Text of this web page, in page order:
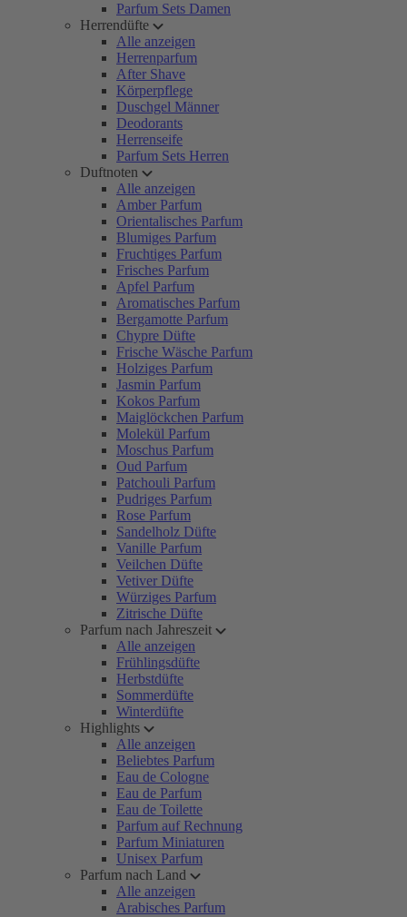
Parfum Sets Damen
Herrendüfte
Alle anzeigen
Herrenparfum
After Shave
Körperpflege
Duschgel Männer
Deodorants
Herrenseife
Parfum Sets Herren
Duftnoten
Alle anzeigen
Amber Parfum
Orientalisches Parfum
Blumiges Parfum
Fruchtiges Parfum
Frisches Parfum
Apfel Parfum
Aromatisches Parfum
Bergamotte Parfum
Chypre Düfte
Frische Wäsche Parfum
Holziges Parfum
Jasmin Parfum
Kokos Parfum
Maiglöckchen Parfum
Molekül Parfum
Moschus Parfum
Oud Parfum
Patchouli Parfum
Pudriges Parfum
Rose Parfum
Sandelholz Düfte
Vanille Parfum
Veilchen Düfte
Vetiver Düfte
Würziges Parfum
Zitrische Düfte
Parfum nach Jahreszeit
Alle anzeigen
Frühlingsdüfte
Herbstdüfte
Sommerdüfte
Winterdüfte
Highlights
Alle anzeigen
Beliebtes Parfum
Eau de Cologne
Eau de Parfum
Eau de Toilette
Parfum auf Rechnung
Parfum Miniaturen
Unisex Parfum
Parfum nach Land
Alle anzeigen
Arabisches Parfum